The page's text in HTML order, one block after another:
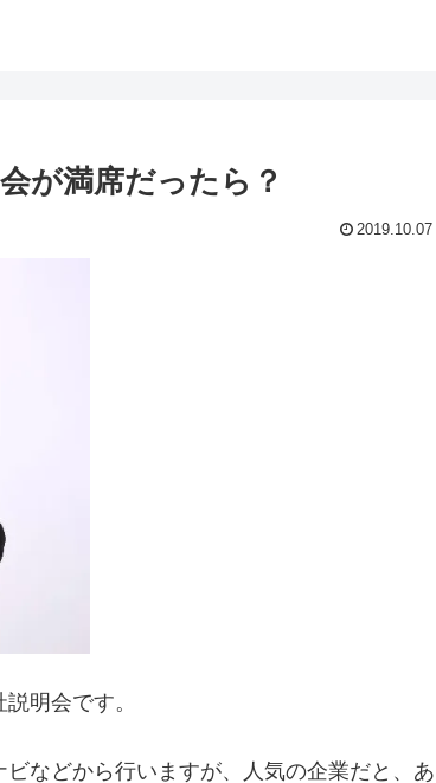
が満席だったら？
2019.10.07
明会です。
などから行いますが、人気の企業だと、あ